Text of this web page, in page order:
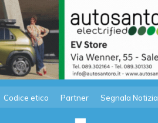
Codice etico Partner Segnala Notizia